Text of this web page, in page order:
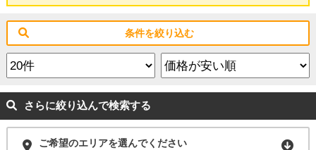
条件を絞り込む
さらに絞り込んで検索する
ご希望のエリアを選んでください